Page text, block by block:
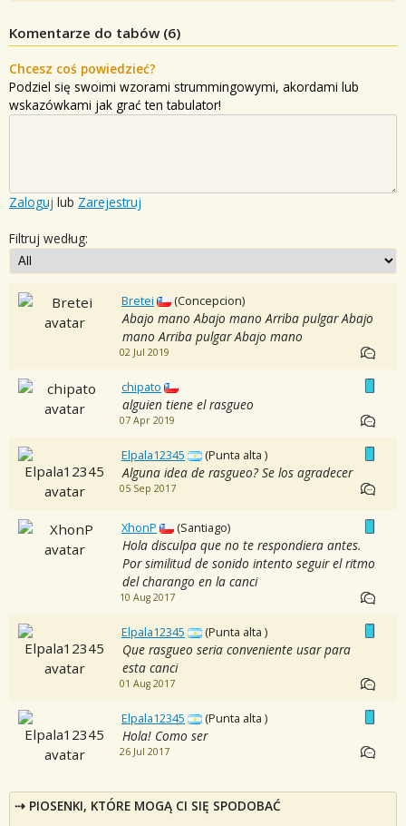
Komentarze do tabów (6)
Chcesz coś powiedzieć?
Podziel się swoimi wzorami strummingowymi, akordami lub
wskazówkami jak grać ten tabulator!
Zaloguj lub Zarejestruj
Filtruj według:
Bretei (Concepcion)
Abajo mano Abajo mano Arriba pulgar Abajo
mano Arriba pulgar Abajo mano
02 Jul 2019
chipato
alguien tiene el rasgueo
07 Apr 2019
Elpala12345 (Punta alta )
Alguna idea de rasgueo? Se los agradecer
05 Sep 2017
XhonP (Santiago)
Hola disculpa que no te respondiera antes.
Por similitud de sonido intento seguir el ritmo
del charango en la canci
10 Aug 2017
Elpala12345 (Punta alta )
Que rasgueo seria conveniente usar para
esta canci
01 Aug 2017
Elpala12345 (Punta alta )
Hola! Como ser
26 Jul 2017
PIOSENKI, KTÓRE MOGĄ CI SIĘ SPODOBAĆ